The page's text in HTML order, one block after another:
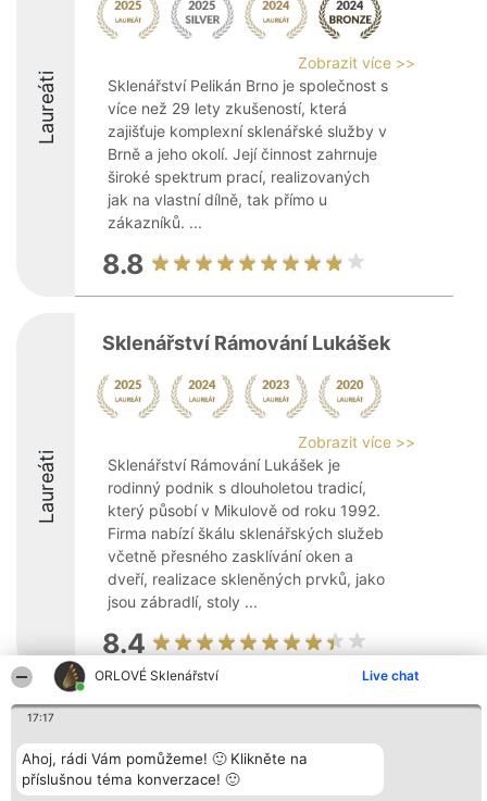
ORLOVÉ Sklenářství Live chat
17:17
Ahoj, rádi Vám pomůžeme! 🙂 Klikněte na
příslušnou téma konverzace! 🙂
Laureáti
Zobrazit více >>
Sklenářství Pelikán Brno je společnost s
více než 29 lety zkušeností, která
zajišťuje komplexní sklenářské služby v
Brně a jeho okolí. Její činnost zahrnuje
široké spektrum prací, realizovaných
jak na vlastní dílně, tak přímo u
zákazníků. ...
8.8
Laureáti
Sklenářství Rámování Lukášek
Zobrazit více >>
Sklenářství Rámování Lukášek je
rodinný podnik s dlouholetou tradicí,
který působí v Mikulově od roku 1992.
Firma nabízí škálu sklenářských služeb
včetně přesného zasklívání oken a
dveří, realizace skleněných prvků, jako
jsou zábradlí, stoly ...
8.4
Organizátor hlasování
o. sp. k.
ul. Ruska 22
Wrocław 50-079
Seznam všech
laureátů
Zásady